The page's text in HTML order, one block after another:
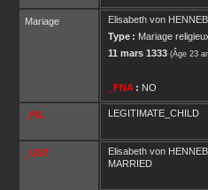
Mariage Elisabeth von
Type : Mariage
11 mars 1333 (Âge 23
_FNA : NO
_FIL LEGITIMATE_CHILD
_UST Elisabeth von
MARRIED